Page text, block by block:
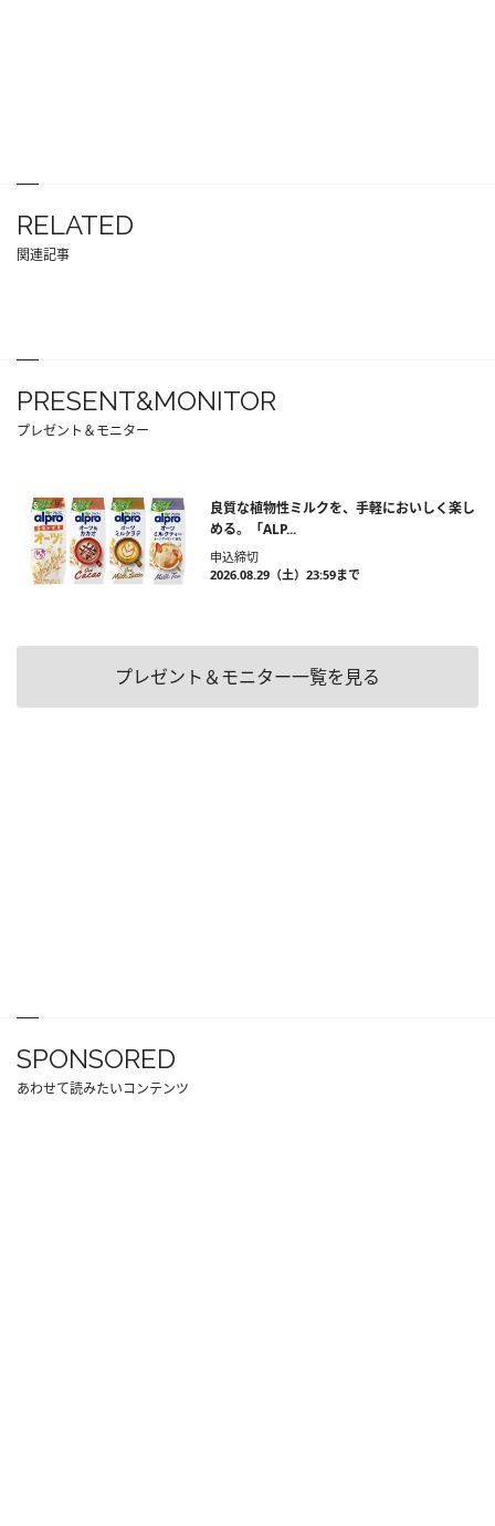
RELATED
関連記事
PRESENT&MONITOR
プレゼント＆モニター
良質な植物性ミルクを、手軽においしく楽し
める。「ALP...
申込締切
2026.08.29（土）23:59まで
プレゼント＆モニター一覧を見る
SPONSORED
あわせて読みたいコンテンツ